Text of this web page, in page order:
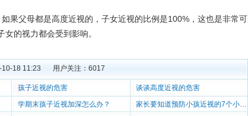
父母都是高度近视的，子女近视的比例是100%，这也是非常可
的视力都会受到影响。
10-18 11:23 用户关注： 6017
孩子近视的危害
谈谈高度近视的危害
学期末孩子近视加深怎么办？
家长要知道预防小孩近视的7个小常识